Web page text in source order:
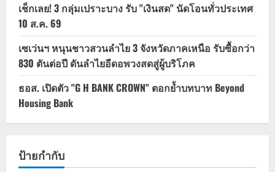
เช็กเลย! 3 กลุ่มเปราะบาง รับ "เงินสด" นัดโอนทั่วประเทศ
10 ส.ค. 69
เซเว่นฯ หนุนชาวสวนลำไย 3 จังหวัดภาคเหนือ รับซื้อกว่า
830 ตันต่อปี ดันลำไยอีดอพวงสดสู่ผู้บริโภค
ธอส. เปิดตัว "G H BANK CROWN" ตอกย้ำบทบาท Beyond
Housing Bank
ป้ายกำกับ